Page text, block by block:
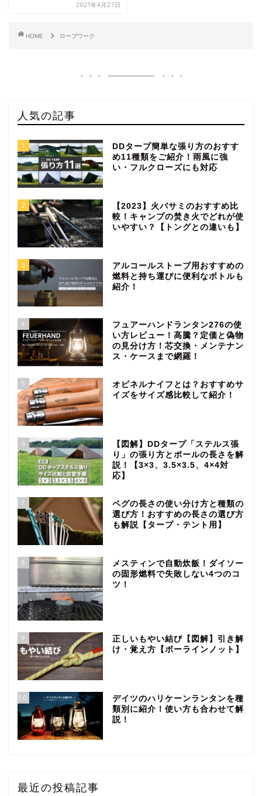
2021年4月27日
HOME ロープワーク
人気の記事
1
DDタープ簡単な張り方のおすす
め11種類をご紹介！雨風に強
い・フルクローズにも対応
2
【2023】火バサミのおすすめ比
較！キャンプの焚き火でどれが使
いやすい？【トングとの違いも】
3
アルコールストーブ用おすすめの
燃料と持ち運びに便利なボトルも
紹介！
4
フュアーハンドランタン276の使
い方レビュー！高騰？定価と偽物
の見分け方！芯交換・メンテナン
ス・ケースまで網羅！
5
オピネルナイフとは？おすすめサ
イズをサイズ感比較して紹介！
6
【図解】DDタープ「ステルス張
り」の張り方とポールの長さを解
説！【3×3、3.5×3.5、4×4対
応】
7
ペグの長さの使い分け方と種類の
選び方！おすすめの長さの選び方
も解説【タープ・テント用】
8
メスティンで自動炊飯！ダイソー
の固形燃料で失敗しない4つのコ
ツ！
9
正しいもやい結び【図解】引き解
け・覚え方【ボーラインノット】
10
デイツのハリケーンランタンを種
類別に紹介！使い方も合わせて解
説！
最近の投稿記事